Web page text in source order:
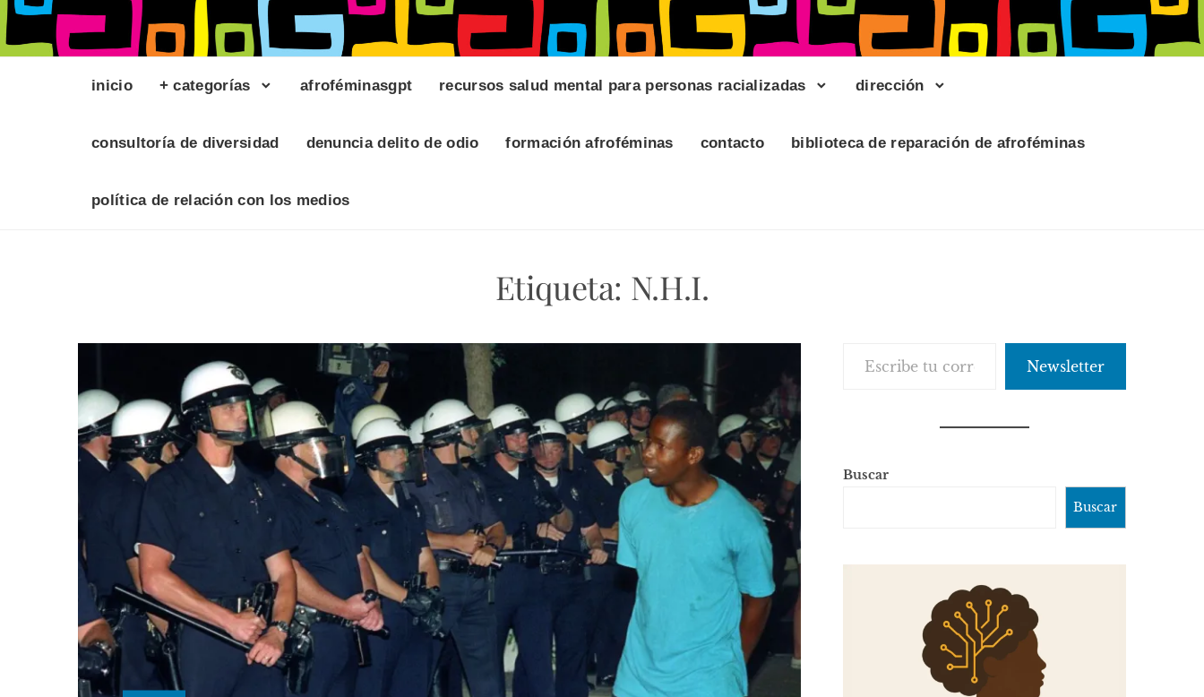
inicio + categorías afroféminasgpt recursos salud mental para personas racializadas dirección
consultoría de diversidad denuncia delito de odio formación afroféminas contacto biblioteca de reparación de afroféminas
política de relación con los medios
Etiqueta: N.H.I.
Newsletter
Buscar
Buscar